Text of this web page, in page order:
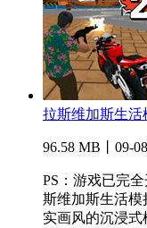
拉斯维加斯生活
96.58 MB丨09-08
PS：游戏已完
斯维加斯生活模
实画风的沉浸